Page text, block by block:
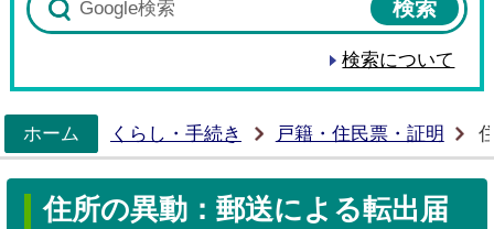
検索について
ホーム
くらし・手続き 戸籍・住民票・証明
住所の異動：郵送による転出届